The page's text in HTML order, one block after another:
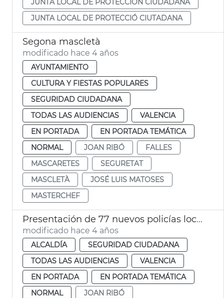
JUNTA LOCAL DE PROTECCIÓ CIUTADANA
Segona mascletà
modificado hace 4 años
AYUNTAMIENTO
CULTURA Y FIESTAS POPULARES
SEGURIDAD CIUDADANA
TODAS LAS AUDIENCIAS
VALENCIA
EN PORTADA
EN PORTADA TEMÁTICA
NORMAL
JOAN RIBÓ
FALLES
MASCARETES
SEGURETAT
MASCLETÀ
JOSÉ LUIS MATOSES
MASTERCHEF
Presentación de 77 nuevos policías locales
modificado hace 4 años
ALCALDÍA
SEGURIDAD CIUDADANA
TODAS LAS AUDIENCIAS
VALENCIA
EN PORTADA
EN PORTADA TEMÁTICA
NORMAL
JOAN RIBÓ